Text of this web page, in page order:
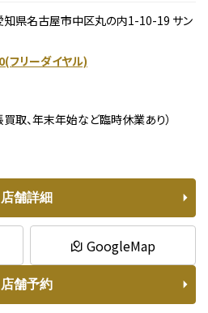
知県名古屋市中区丸の内1-10-19 サン
フリーダイヤル)
取、年末年始など臨時休業あり）
店舗詳細
GoogleMap
店舗予約